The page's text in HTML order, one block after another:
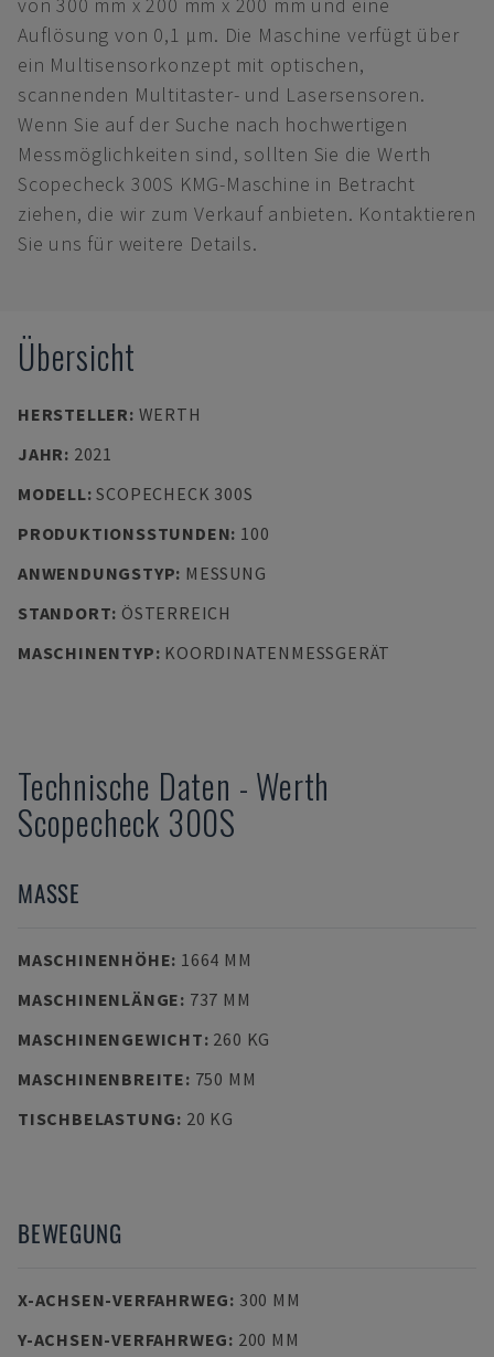
Auflösung von 0,1 µm. Die Maschine verfügt über
ein Multisensorkonzept mit optischen,
scannenden Multitaster- und Lasersensoren.
Wenn Sie auf der Suche nach hochwertigen
Messmöglichkeiten sind, sollten Sie die Werth
Scopecheck 300S KMG-Maschine in Betracht
ziehen, die wir zum Verkauf anbieten. Kontaktieren
Sie uns für weitere Details.
Übersicht
HERSTELLER: WERTH
JAHR: 2021
MODELL:SCOPECHECK 300S
PRODUKTIONSSTUNDEN: 100
ANWENDUNGSTYP: MESSUNG
STANDORT: ÖSTERREICH
MASCHINENTYP: KOORDINATENMESSGERÄT
Technische Daten - Werth
Scopecheck 300S
MASSE
MASCHINENHÖHE: 1664 MM
MASCHINENLÄNGE: 737 MM
MASCHINENGEWICHT: 260 KG
MASCHINENBREITE: 750 MM
TISCHBELASTUNG: 20 KG
BEWEGUNG
X-ACHSEN-VERFAHRWEG: 300 MM
Y-ACHSEN-VERFAHRWEG: 200 MM